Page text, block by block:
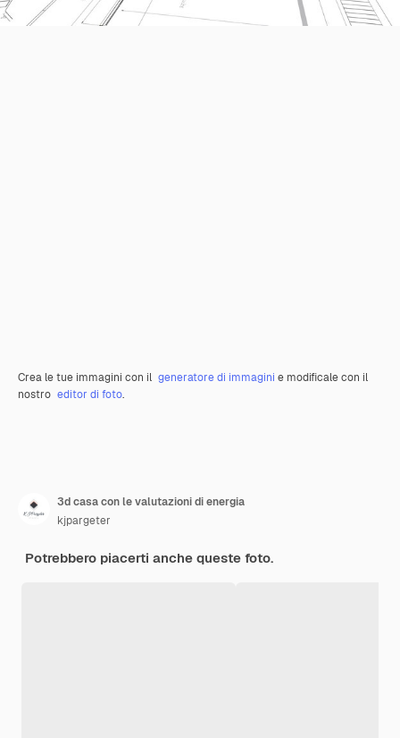
Crea le tue immagini con il generatore di immagini e modificale con il
nostro editor di foto.
3d casa con le valutazioni di energia
kjpargeter
Potrebbero piacerti anche queste foto.